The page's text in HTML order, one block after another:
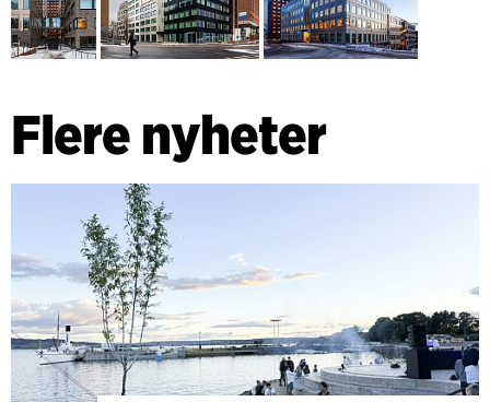
Flere nyheter